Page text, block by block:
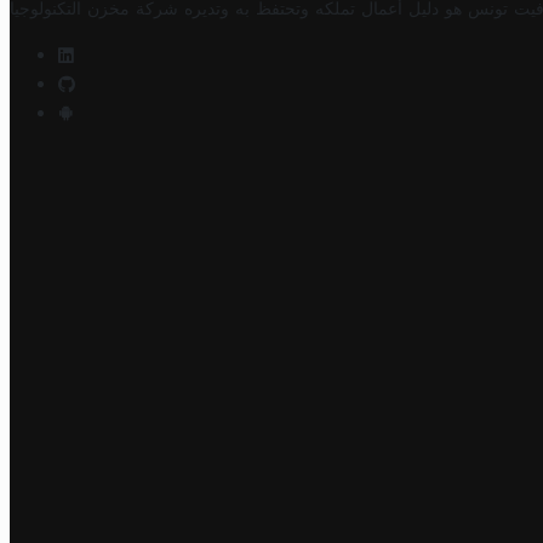
تونس هو دليل أعمال تملكه وتحتفظ به وتديره شركة مخزن التكنولوجيا